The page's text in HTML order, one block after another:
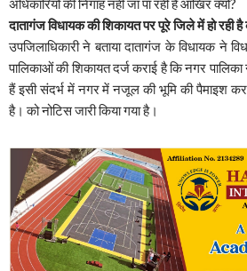
दातागंज विधायक की शिकायत पर पूरे जिले में हो रही है
उपजिलाधिकारी ने बताया दातागंज के विधायक ने
पालिकाओं की शिकायत दर्ज कराई है कि नगर
हैं इसी संदर्भ में नगर में नजूल की भूमि की पैमाइश
है। को नोटिस जारी किया गया है।